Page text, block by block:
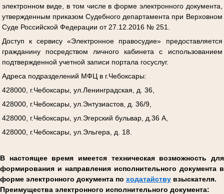
электронном виде, в том числе в форме электронного документа,
утвержденным приказом Судебного департамента при Верховном
Суде Российской Федерации от 27.12.2016 № 251.
Доступ к сервису «Электронное правосудие» предоставляется
гражданину посредством личного кабинета с использованием
подтвержденной учетной записи портала госуслуг.
Адреса подразделений МФЦ в г.Чебоксары:
428000, г.Чебоксары, ул.Ленинградская, д. 36,
428000, г.Чебоксары, ул.Энтузиастов, д. 36/9,
428000, г.Чебоксары, ул.Эгерский бульвар, д.36 А,
428000, г.Чебоксары, ул.Эльгера, д. 18.
В настоящее время имеется техническая возможность для
формирования и направления исполнительного документа в
форме электронного документа по ходатайству взыскателя.
Преимущества электронного исполнительного документа: